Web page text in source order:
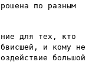
по разным
для тех, кто
и кому не
большой